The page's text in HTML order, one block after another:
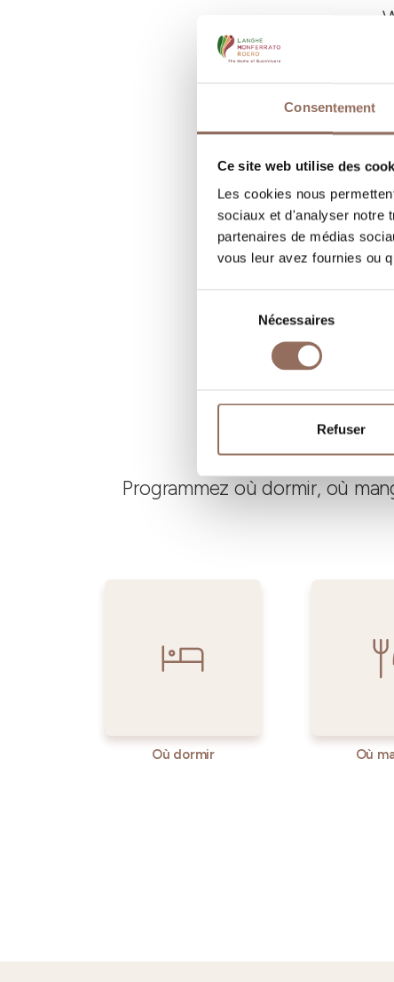
Consentement
Ce site web utilise des
Les cookies nous
sociaux et d'analyser notre
partenaires de médias
vous leur avez fournies ou
consentement
Nécessaires
Refuser
Programmez où dormir, où
Où dormir Où